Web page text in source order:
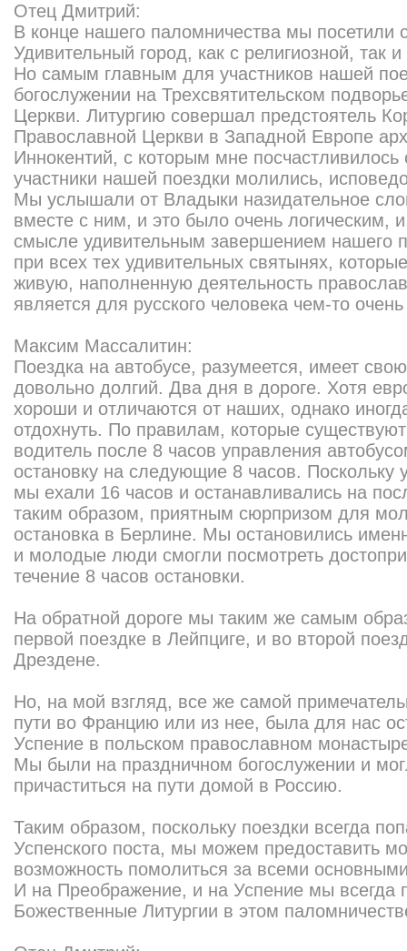
Отец Дмитрий:
В конце нашего паломничества мы посетили
Удивительный город, как с религиозной, так
Но самым главным для участников нашей
богослужении на Трехсвятительском
Церкви. Литургию совершал предстоятель
Православной Церкви в Западной Европе
Иннокентий, с которым мне посчастливилось
участники нашей поездки молились,
Мы услышали от Владыки назидательное
вместе с ним, и это было очень логическим,
смысле удивительным завершением нашего
при всех тех удивительных святынях,
живую, наполненную деятельность
является для русского человека чем-то
Максим Массалитин:
Поездка на автобусе, разумеется, имеет
довольно долгий. Два дня в дороге. Хотя
хороши и отличаются от наших, однако
отдохнуть. По правилам, которые
водитель после 8 часов управления
остановку на следующие 8 часов. Поскольку
мы ехали 16 часов и останавливались на
таким образом, приятным сюрпризом для
остановка в Берлине. Мы остановились
и молодые люди смогли посмотреть
течение 8 часов остановки.
На обратной дороге мы таким же самым
первой поездке в Лейпциге, и во второй
Дрездене.
Но, на мой взгляд, все же самой
пути во Францию или из нее, была для нас
Успение в польском православном
Мы были на праздничном богослужении и
причаститься на пути домой в Россию.
Таким образом, поскольку поездки всегда
Успенского поста, мы можем предоставить
возможность помолиться за всеми
И на Преображение, и на Успение мы
Божественные Литургии в этом